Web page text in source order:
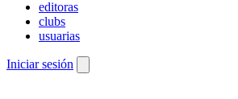
editoras
clubs
usuarias
Iniciar sesión